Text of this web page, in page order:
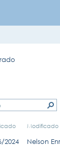
Modificado
2024
Nelson